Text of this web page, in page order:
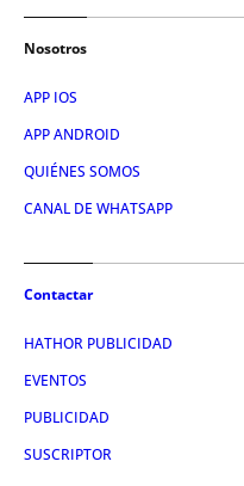
Nosotros
APP IOS
APP ANDROID
QUIÉNES SOMOS
CANAL DE WHATSAPP
Contactar
HATHOR PUBLICIDAD
EVENTOS
PUBLICIDAD
SUSCRIPTOR